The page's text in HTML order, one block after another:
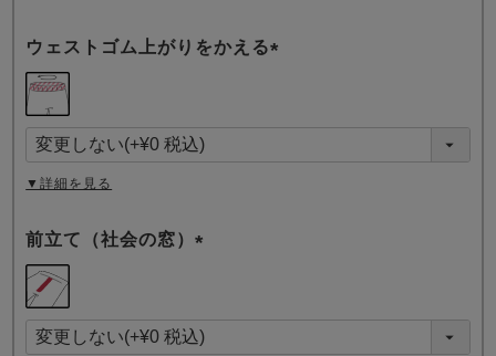
ウェストゴム上がりをかえる
須
)
▼詳細を見る
前立て（社会の窓）
須
)